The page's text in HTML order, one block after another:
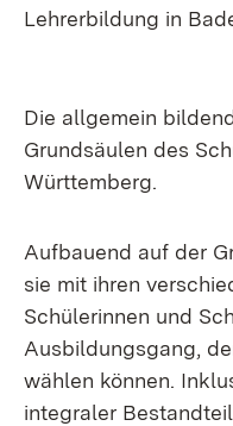
Lehrerbildung in
Die allgemein
Grundsäulen des
Württemberg.
Aufbauend auf der
sie mit ihren
Schülerinnen und
Ausbildungsgang,
wählen können.
integraler